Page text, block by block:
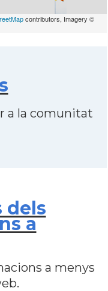
contributors, Imagery ©
a la comunitat
dels
a
a menys